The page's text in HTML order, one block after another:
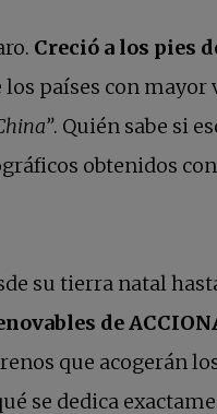
Creció a los pies
países con mayor
. Quién sabe si
obtenidos
su tierra natal
de
que acogerán
se dedica